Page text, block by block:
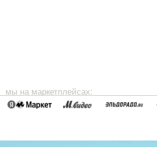
мы на маркетплейсах: